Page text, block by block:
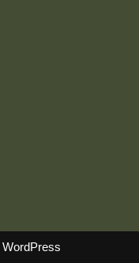
WordPress